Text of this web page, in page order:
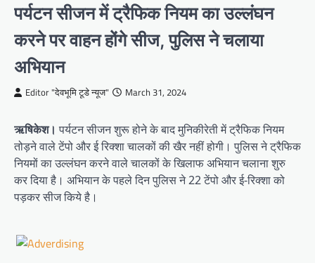
पर्यटन सीजन में ट्रैफिक नियम का उल्लंघन
करने पर वाहन होंगे सीज, पुलिस ने चलाया
अभियान
Editor "देवभूमि टूडे न्यूज" March 31, 2024
ऋषिकेश। पर्यटन सीजन शुरू होने के बाद मुनिकीरेती में ट्रैफिक नियम
तोड़ने वाले टेंपो और ई रिक्शा चालकों की खैर नहीं होगी। पुलिस ने ट्रैफिक
नियमों का उल्लंघन करने वाले चालकों के खिलाफ अभियान चलाना शुरु
कर दिया है। अभियान के पहले दिन पुलिस ने 22 टेंपो और ई-रिक्शा को
पड़कर सीज किये है।